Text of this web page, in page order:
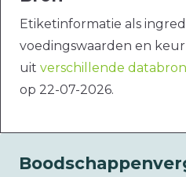
Etiketinformatie als
voedingswaarden en
uit verschillende
op 22-07-2026.